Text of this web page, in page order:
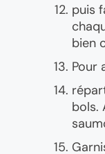
puis
bien
Pour
bols.